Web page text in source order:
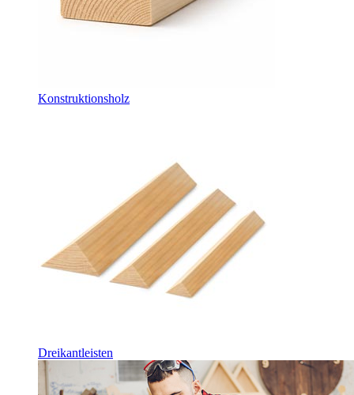
Konstruktionsholz
Dreikantleisten